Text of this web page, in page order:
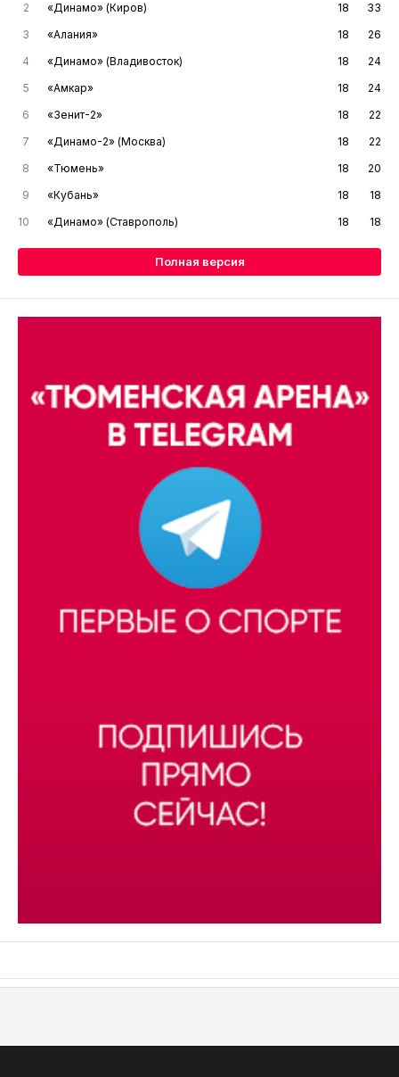
2
«Динамо» (Киров) 18
33
3
«Алания» 18
26
4
«Динамо» (Владивосток) 18
24
5
«Амкар» 18
24
6
«Зенит-2» 18
22
7
«Динамо-2» (Москва) 18
22
8
«Тюмень» 18
20
9
«Кубань» 18
18
10
«Динамо» (Ставрополь) 18 18
Полная версия